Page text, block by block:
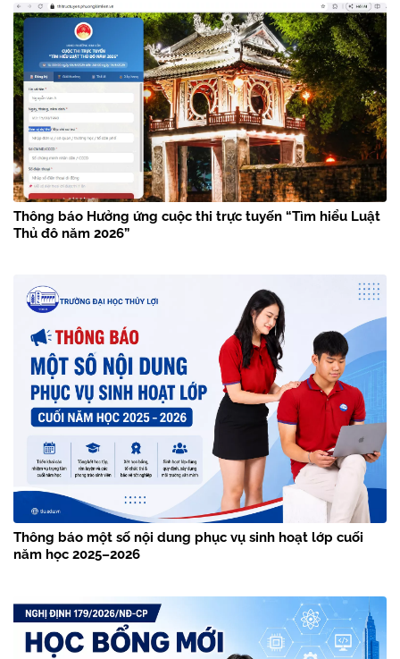
Thông báo Hưởng ứng cuộc thi trực tuyến “Tìm hiểu Luật
Thủ đô năm 2026”
Thông báo một số nội dung phục vụ sinh hoạt lớp cuối
năm học 2025–2026